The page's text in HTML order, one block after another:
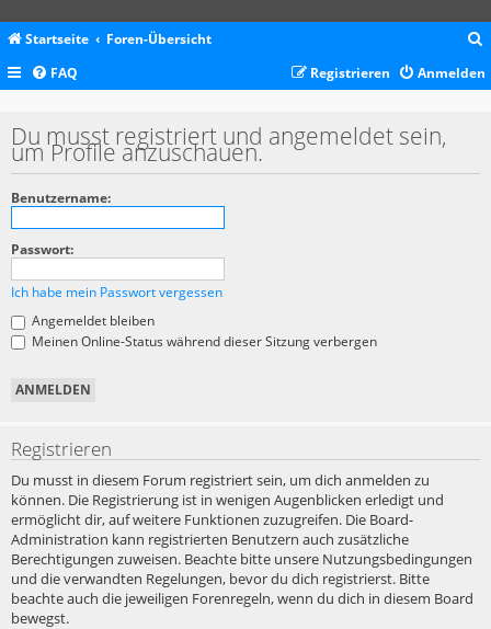
Startseite Foren-Übersicht
c
FAQ Anmelden
Registrieren
Du musst registriert und angemeldet sein,
um Profile anzuschauen.
Benutzername:
Passwort:
Ich habe mein Passwort vergessen
Angemeldet bleiben
Meinen Online-Status während dieser Sitzung verbergen
Registrieren
Du musst in diesem Forum registriert sein, um dich anmelden zu
können. Die Registrierung ist in wenigen Augenblicken erledigt und
ermöglicht dir, auf weitere Funktionen zuzugreifen. Die Board-
Administration kann registrierten Benutzern auch zusätzliche
Berechtigungen zuweisen. Beachte bitte unsere Nutzungsbedingungen
und die verwandten Regelungen, bevor du dich registrierst. Bitte
beachte auch die jeweiligen Forenregeln, wenn du dich in diesem Board
bewegst.